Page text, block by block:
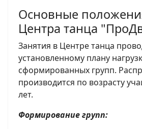
Основные
Центра танца
Занятия в Центре танца
установленному плану
сформированных групп.
производится по возрасту
лет.
Формирование групп: